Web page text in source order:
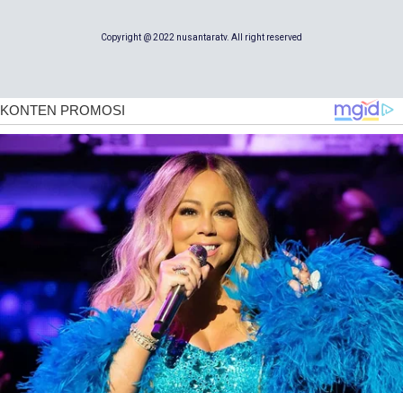
Copyright @ 2022 nusantaratv. All right reserved